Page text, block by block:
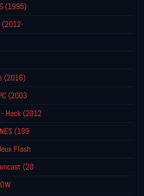
(1995)
(2012-
(2016)
(2003
- Hack (2012
(199
Flash
(20